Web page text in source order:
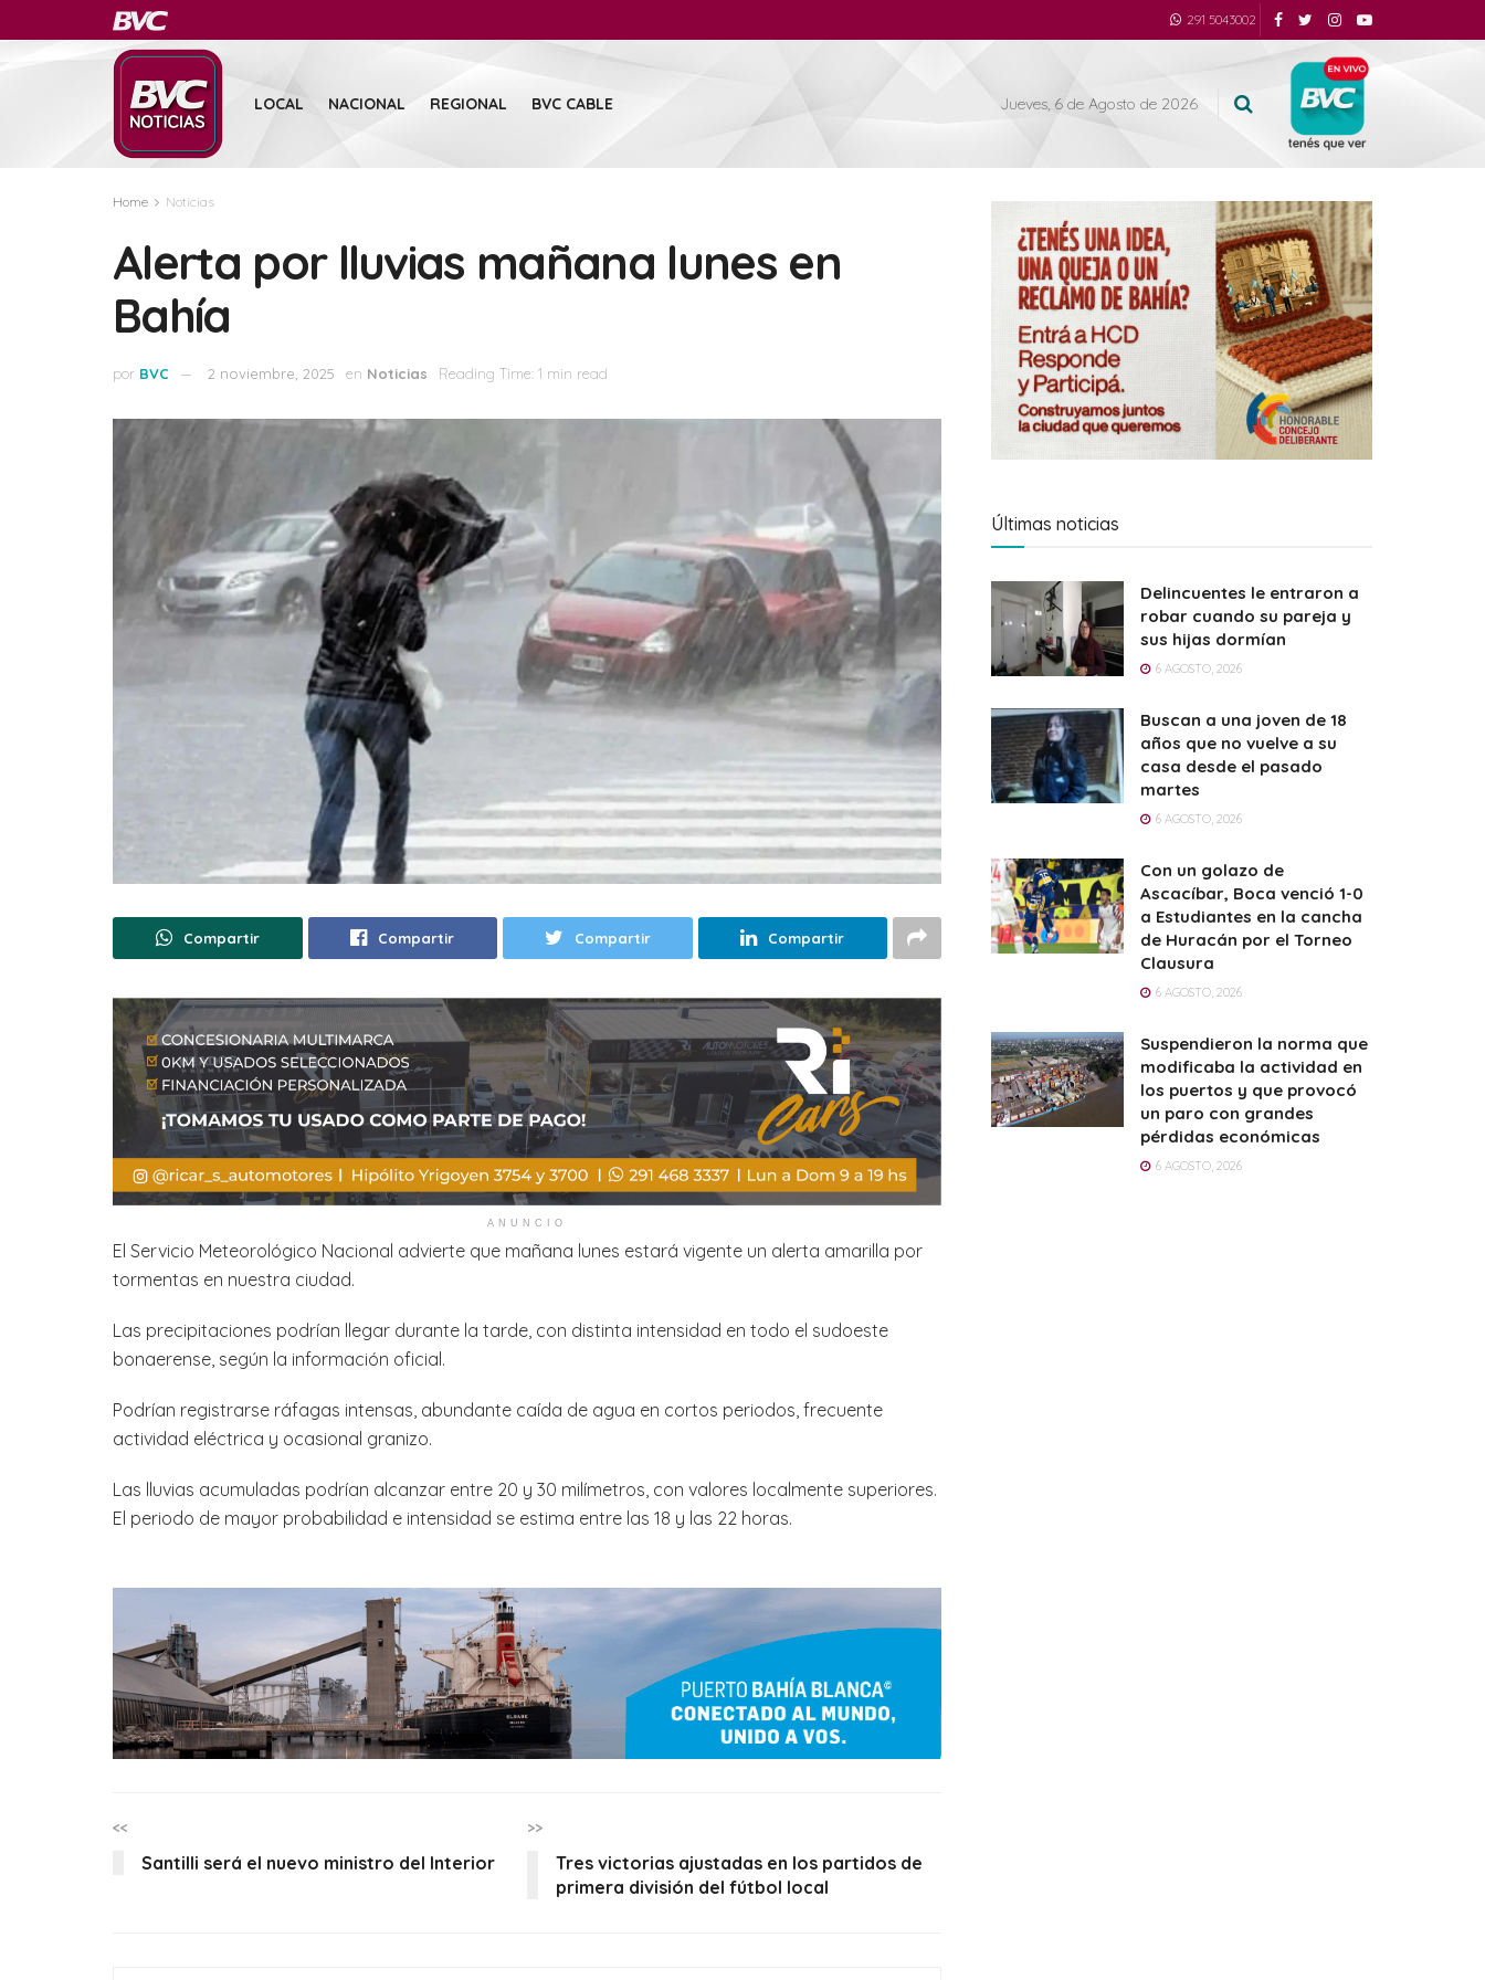
291 5043002
LOCAL NACIONAL REGIONAL BVC CABLE Jueves, 6 de Agosto de 2026
Home Noticias
Alerta por lluvias mañana lunes en
Bahía
por BVC 2 noviembre, 2025 en Noticias Reading Time: 1 min read
Compartir Compartir Compartir Compartir
ANUNCIO
El Servicio Meteorológico Nacional advierte que mañana lunes estará vigente un alerta amarilla por
tormentas en nuestra ciudad.
Las precipitaciones podrían llegar durante la tarde, con distinta intensidad en todo el sudoeste
bonaerense, según la información oficial.
Podrían registrarse ráfagas intensas, abundante caída de agua en cortos periodos, frecuente
actividad eléctrica y ocasional granizo.
Las lluvias acumuladas podrían alcanzar entre 20 y 30 milímetros, con valores localmente superiores.
El periodo de mayor probabilidad e intensidad se estima entre las 18 y las 22 horas.
<<
Santilli será el nuevo ministro del Interior
>>
Tres victorias ajustadas en los partidos de
primera división del fútbol local
Últimas noticias
Delincuentes le entraron a
robar cuando su pareja y
sus hijas dormían
6 AGOSTO, 2026
Buscan a una joven de 18
años que no vuelve a su
casa desde el pasado
martes
6 AGOSTO, 2026
Con un golazo de
Ascacíbar, Boca venció 1-0
a Estudiantes en la cancha
de Huracán por el Torneo
Clausura
6 AGOSTO, 2026
Suspendieron la norma que
modificaba la actividad en
los puertos y que provocó
un paro con grandes
pérdidas económicas
6 AGOSTO, 2026